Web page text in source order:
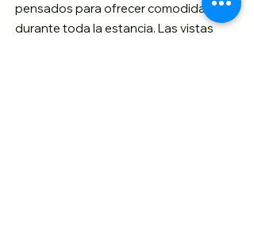
pensados para ofrecer comodidad
durante toda la estancia. Las vistas